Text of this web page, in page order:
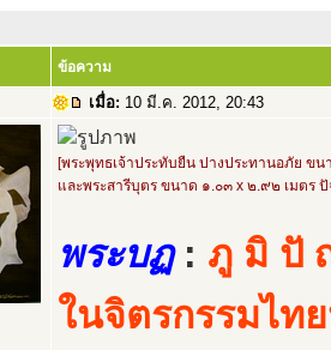
ข้อความ
เมื่อ: 10 มี.ค. 2012, 20:43
[พระพุทธเจ้าประทับยืน ปางประทานอภัย ข
และพระสารีบุตร ขนาด ๑.๐๓ x ๒.๙๒ เมต
พระบฏ : ภู มิ ปั
ในจิตรกรรมไท